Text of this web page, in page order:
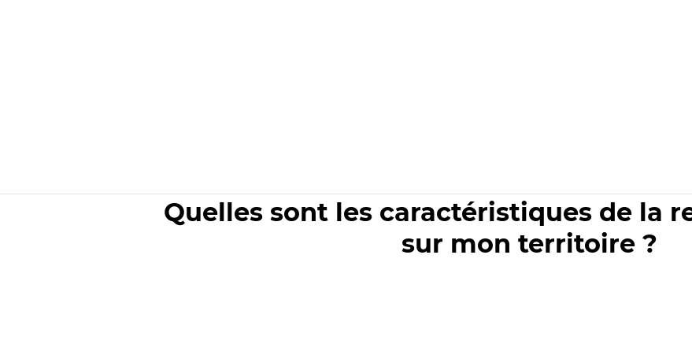
Quelles sont les caractéristiques de la
sur mon territoire ?